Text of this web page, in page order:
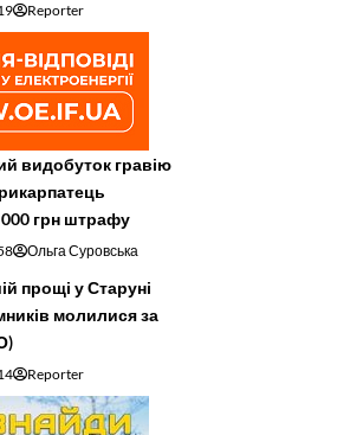
Reporter
видобуток гравію
грн штрафу
Ольга Суровська
прощі у Старуні
молилися за
Reporter